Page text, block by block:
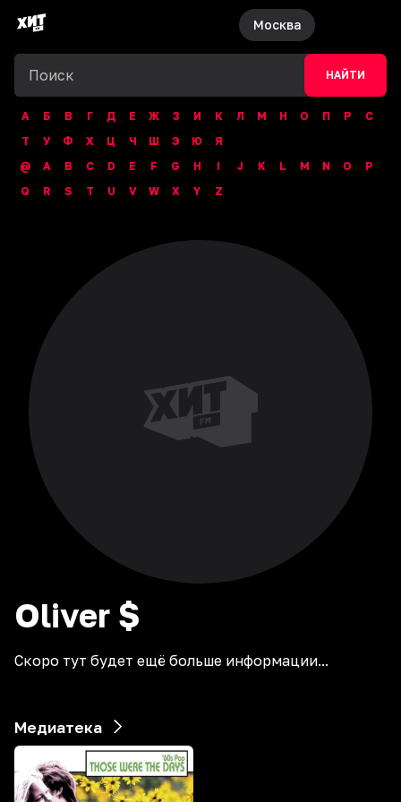
Москва
НАЙТИ
А Б В Г Д Е Ж З И К Л М Н О П Р
С
Т
У Ф Х Ц Ч Ш Э Ю
Я
@
A B C D E F G H I J K L M N O
P
Q
R S T U V W X Y Z
Oliver $
Скоро тут будет ещё больше информации...
Медиатека